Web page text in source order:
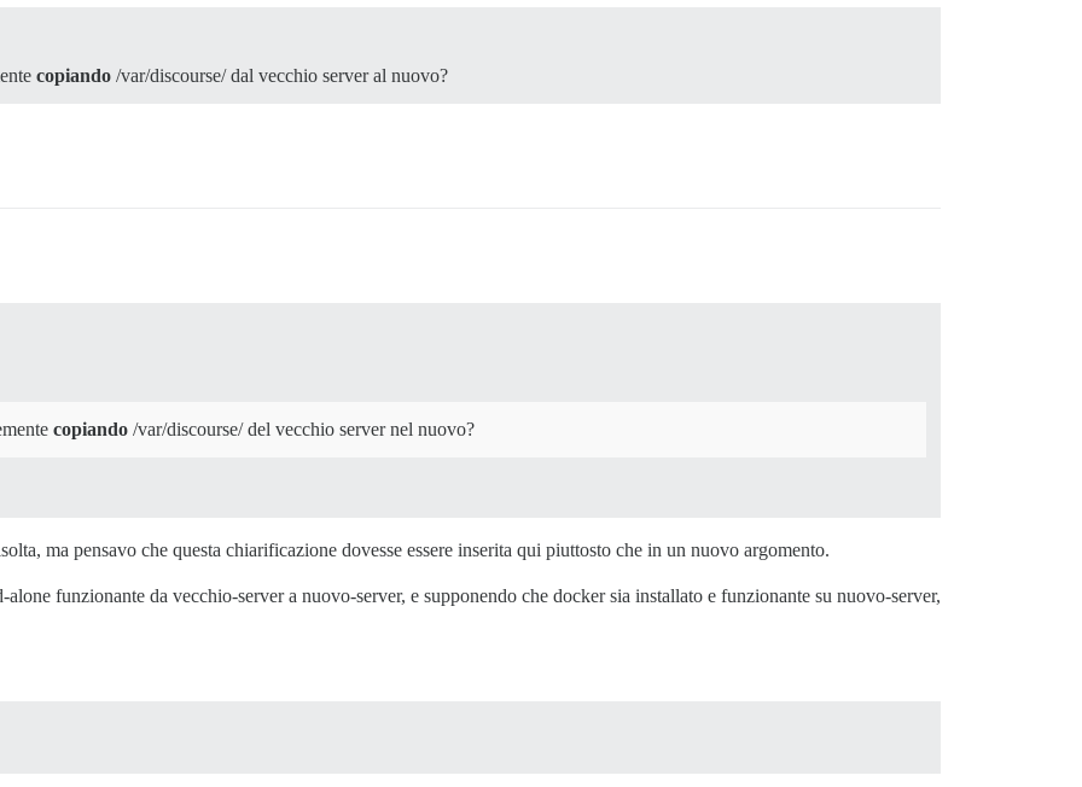
copiando /var/discourse/ dal vecchio server al nuovo?
copiando /var/discourse/ del vecchio server nel nuovo?
ma pensavo che questa chiarificazione dovesse essere inserita qui piuttosto che in un nuovo argomento.
funzionante da vecchio-server a nuovo-server, e supponendo che docker sia installato e funzionante su nuovo-server,